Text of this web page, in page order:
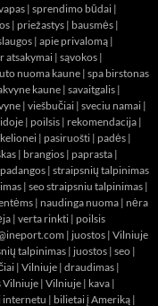
| sprendimo būdai |
| priežastys | bausmės |
| apie privalomą |
atsakymai| sąvokos |
nuoma kaune | spa birstonas
kaune | savaitgalis |
| viešbučiai | sveciu namai |
| poilsis | rekomendacija |
kelionei | pasiruošti | padės |
| brangios | paprasta |
| straipsnių talpinimas
| seo straipsniu talpinimas |
| naudinga nuoma | nėra
| verta rinkti | poilsis
| juostos | Vilniuje
talpinimas | juostos | seo |
| Vilniuje | draudimas |
Vilniuje| Vilniuje | kava |
internetu | bilietai į Ameriką |